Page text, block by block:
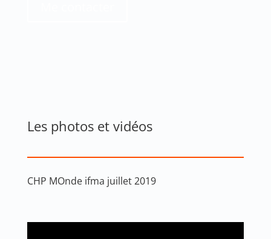
Les photos et vidéos
CHP MOnde ifma juillet 2019